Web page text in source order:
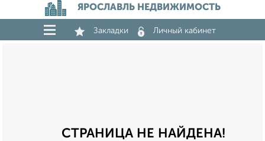
ЯРОСЛАВЛЬ НЕДВИЖИМОСТЬ
Закладки Личный кабинет
СТРАНИЦА НЕ НАЙДЕНА!